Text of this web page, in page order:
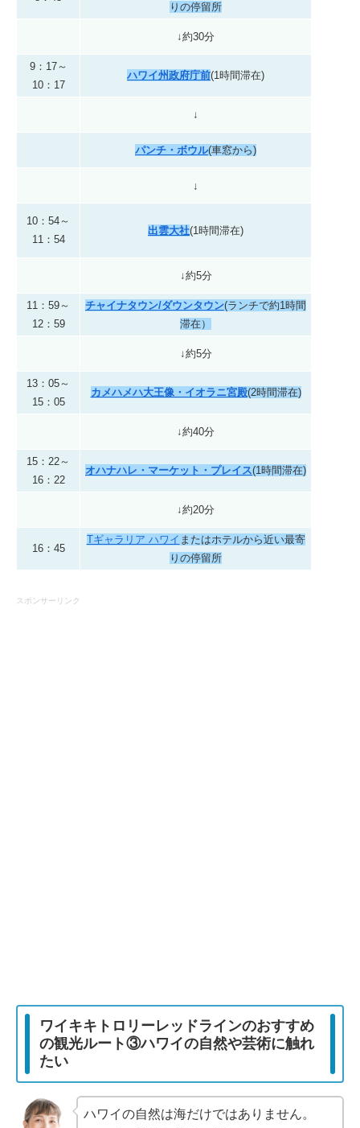
りの停留所
↓約30分
9：17～
10：17
ハワイ州政府庁前(1時間滞在)
↓
パンチ・ボウル(車窓から)
↓
10：54～
11：54
出雲大社(1時間滞在)
↓約5分
11：59～
12：59
チャイナタウン/ダウンタウン(ランチで約1時間
滞在）
↓約5分
13：05～
15：05
カメハメハ大王像・イオラニ宮殿(2時間滞在)
↓約40分
15：22～
16：22
オハナハレ・マーケット・プレイス(1時間滞在)
↓約20分
16：45
Tギャラリア ハワイ またはホテルから近い最寄
りの停留所
スポンサーリンク
ワイキキトロリーレッドラインのおすすめ
の観光ルート③ハワイの自然や芸術に触れ
たい
ハワイの自然は海だけではありません。